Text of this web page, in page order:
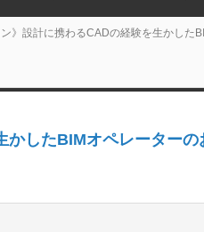
ン》設計に携わるCADの経験を生かした
したBIMオペレーターの